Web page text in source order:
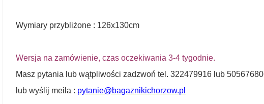
Wymiary przybliżone : 126x130cm
Wersja na zamówienie, czas oczekiwania 3-4 tygodnie.
Masz pytania lub wątpliwości zadzwoń tel. 322479916 lub
lub wyślij meila : pytanie@bagaznikichorzow.pl